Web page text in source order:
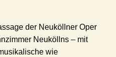
der Neuköllner Oper
Neuköllns – mit
wie